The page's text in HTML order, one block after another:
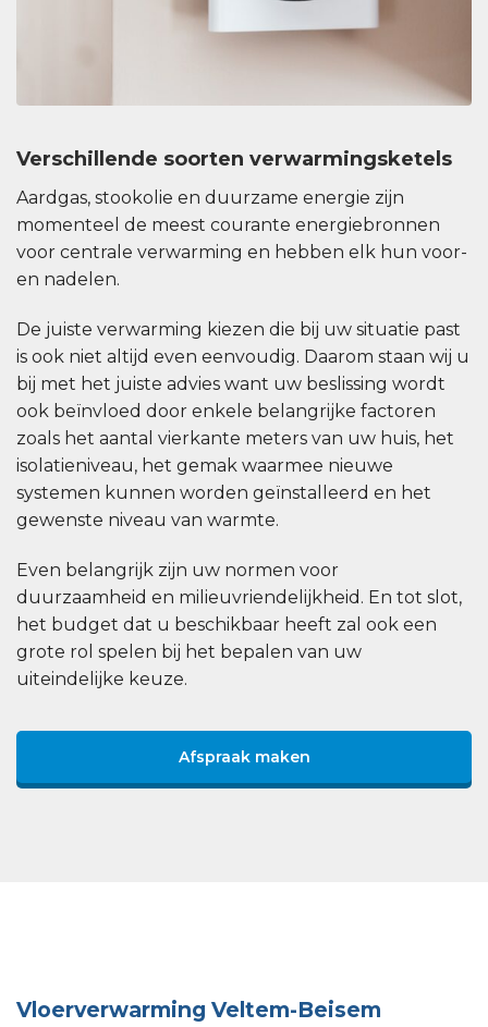
Verschillende soorten verwarmingsketels
Aardgas, stookolie en duurzame energie zijn
momenteel de meest courante energiebronnen
voor centrale verwarming en hebben elk hun voor-
en nadelen.
De juiste verwarming kiezen die bij uw situatie past
is ook niet altijd even eenvoudig. Daarom staan wij u
bij met het juiste advies want uw beslissing wordt
ook beïnvloed door enkele belangrijke factoren
zoals het aantal vierkante meters van uw huis, het
isolatieniveau, het gemak waarmee nieuwe
systemen kunnen worden geïnstalleerd en het
gewenste niveau van warmte.
Even belangrijk zijn uw normen voor
duurzaamheid en milieuvriendelijkheid. En tot slot,
het budget dat u beschikbaar heeft zal ook een
grote rol spelen bij het bepalen van uw
uiteindelijke keuze.
Afspraak maken
Vloerverwarming Veltem-Beisem